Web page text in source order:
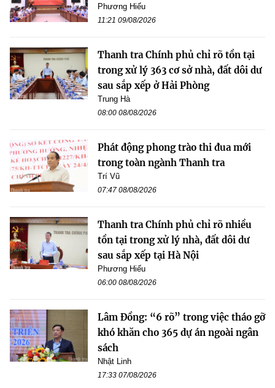
Phương Hiếu
11:21 09/08/2026
Thanh tra Chính phủ chỉ rõ tồn tại
trong xử lý 363 cơ sở nhà, đất dôi dư
sau sắp xếp ở Hải Phòng
Trung Hà
08:00 08/08/2026
Phát động phong trào thi đua mới
trong toàn ngành Thanh tra
Trí Vũ
07:47 08/08/2026
Thanh tra Chính phủ chỉ rõ nhiều
tồn tại trong xử lý nhà, đất dôi dư
sau sắp xếp tại Hà Nội
Phương Hiếu
06:00 08/08/2026
Lâm Đồng: “6 rõ” trong việc tháo gỡ
khó khăn cho 365 dự án ngoài ngân
sách
Nhật Linh
17:33 07/08/2026